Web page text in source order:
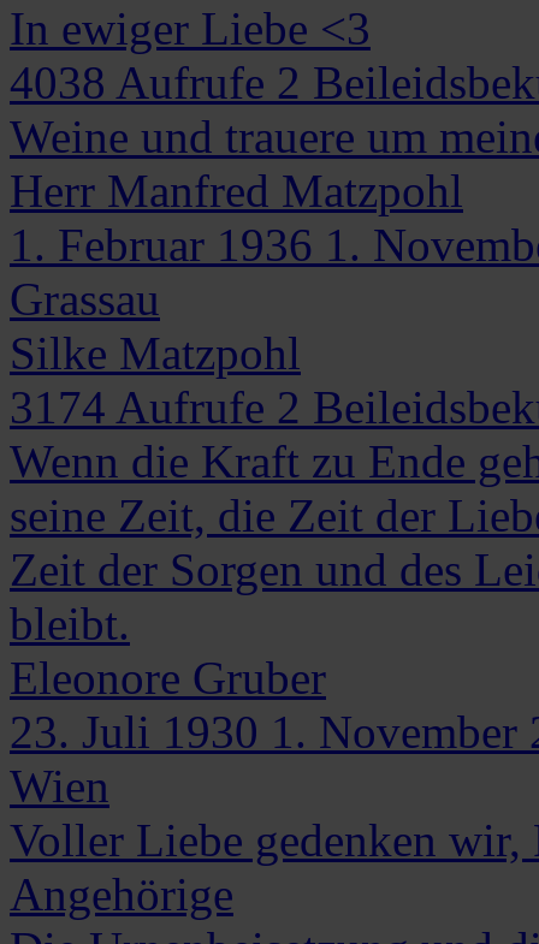
In ewiger Liebe <3
4038 Aufrufe 2
Weine und trauere um
Herr Manfred Matzpohl
1. Februar 1936 1.
Grassau
Silke Matzpohl
3174 Aufrufe 2
Wenn die Kraft zu Ende
seine Zeit, die Zeit der
Zeit der Sorgen und des
bleibt.
Eleonore Gruber
23. Juli 1930 1. November
Wien
Voller Liebe gedenken wir,
Angehörige